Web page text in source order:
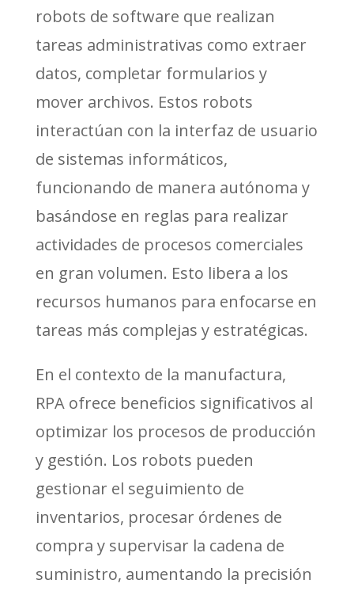
robots de software que realizan
tareas administrativas como extraer
datos, completar formularios y
mover archivos. Estos robots
interactúan con la interfaz de usuario
de sistemas informáticos,
funcionando de manera autónoma y
basándose en reglas para realizar
actividades de procesos comerciales
en gran volumen. Esto libera a los
recursos humanos para enfocarse en
tareas más complejas y estratégicas.
En el contexto de la manufactura,
RPA ofrece beneficios significativos al
optimizar los procesos de producción
y gestión. Los robots pueden
gestionar el seguimiento de
inventarios, procesar órdenes de
compra y supervisar la cadena de
suministro, aumentando la precisión